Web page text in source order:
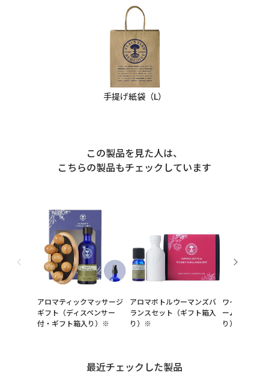
手提げ紙袋（L）
この製品を見た人は、
こちらの製品もチェックしています
アロマティックマッサージ
ギフト（ディスペンサー
付・ギフト箱入り）※
アロマボトルウーマンズバ
ランスセット（ギフト箱入
り）※
ワイルドロー
ーム ギフト
り）※
最近チェックした製品